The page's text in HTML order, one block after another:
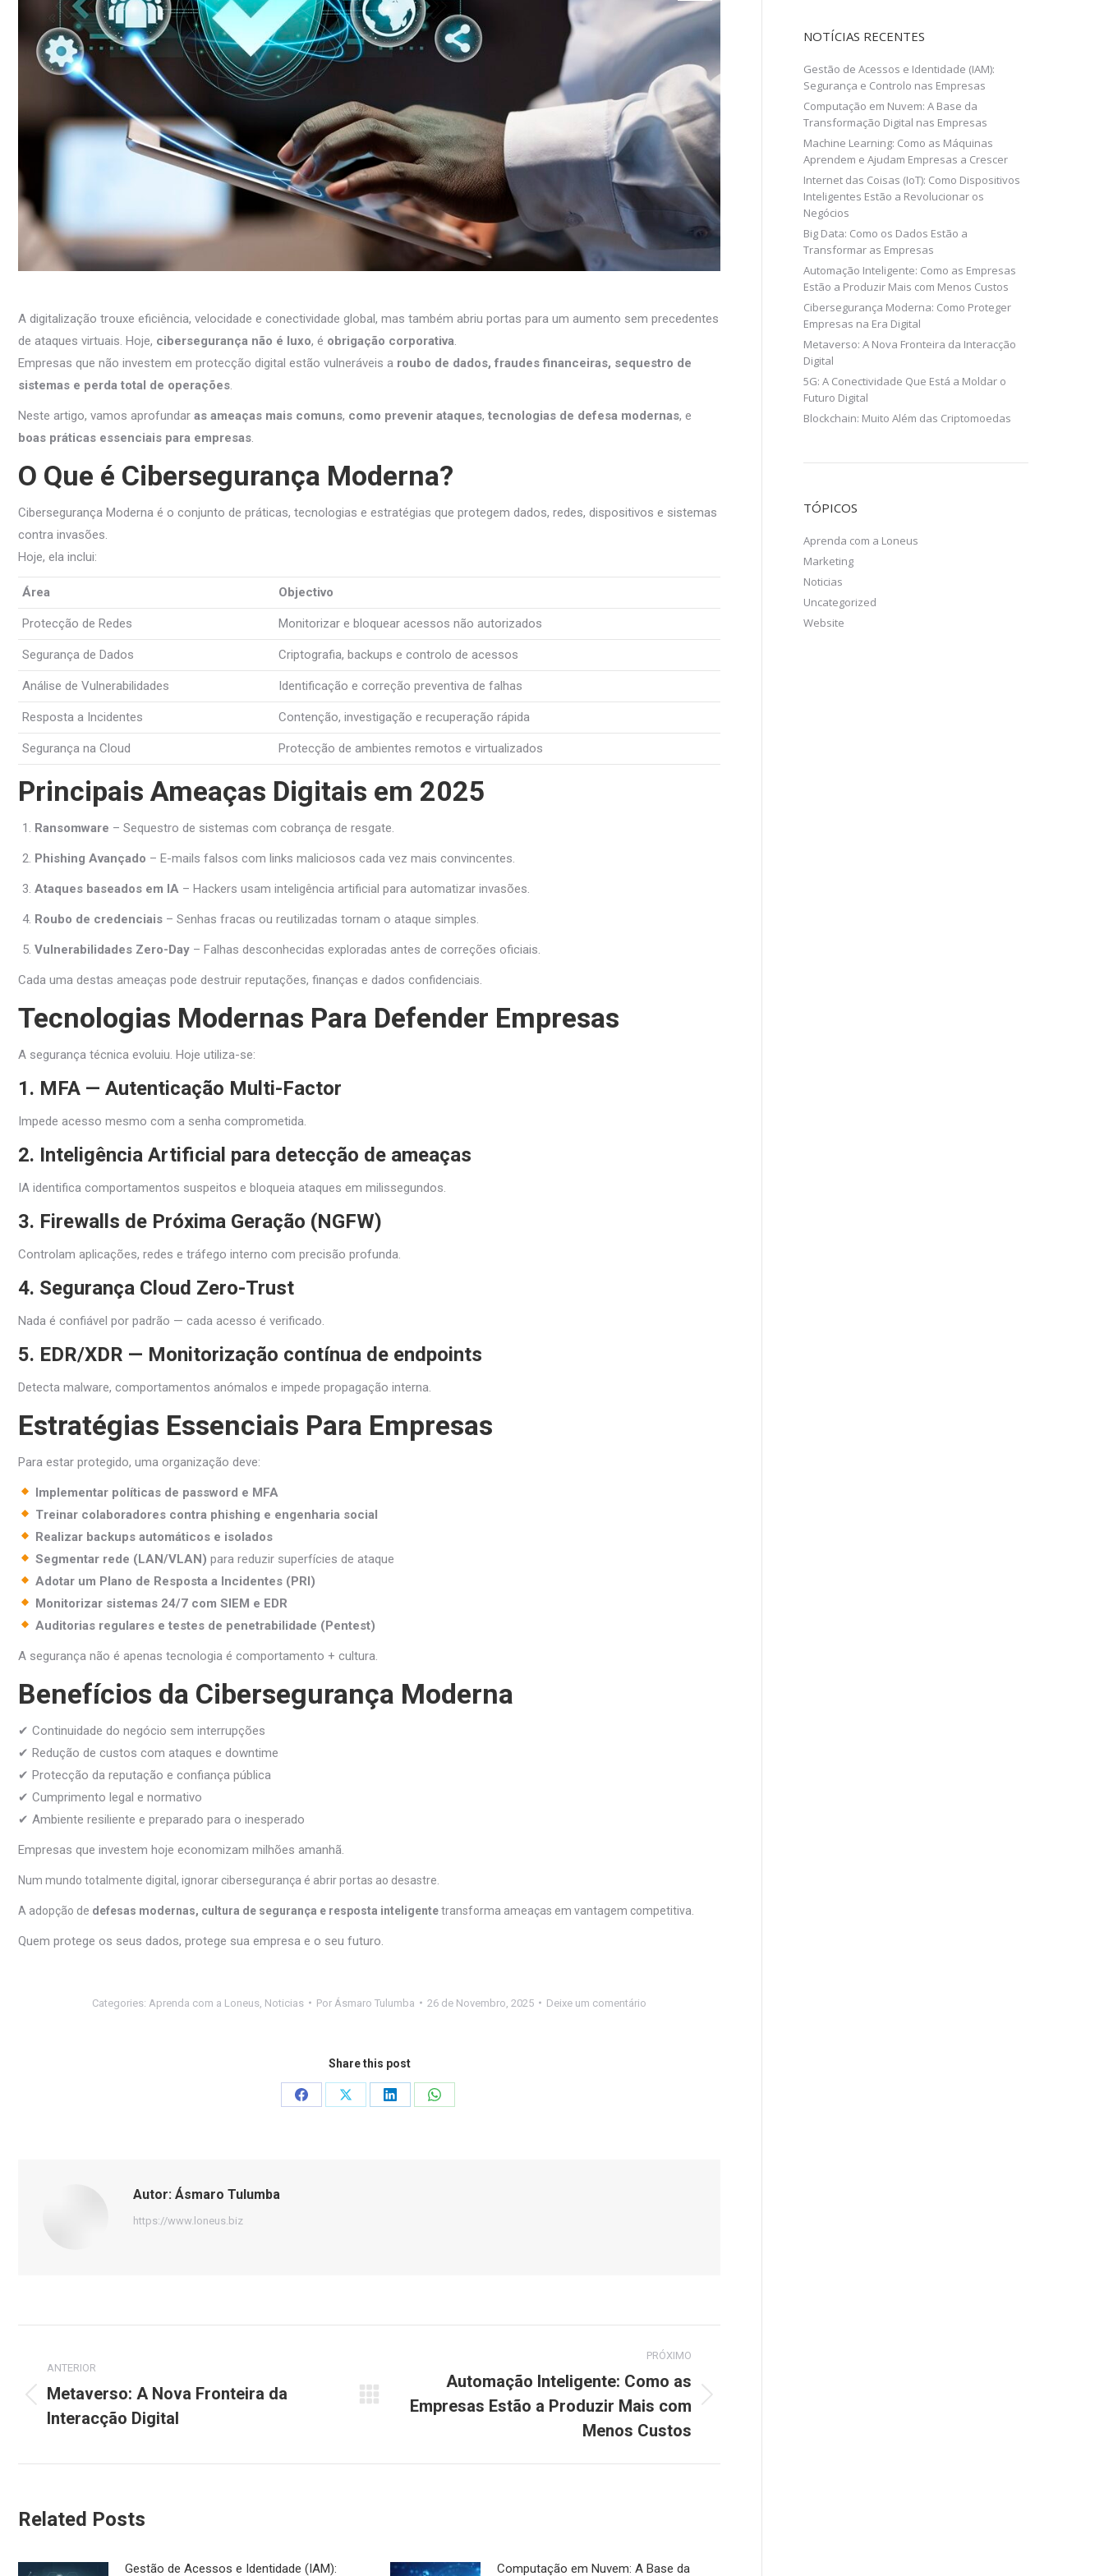
A digitalização trouxe eficiência, velocidade e conectividade global, mas também abriu portas para um aumento sem precedentes
de ataques virtuais. Hoje, cibersegurança não é luxo, é obrigação corporativa
Empresas que não investem em protecção digital estão vulneráveis a roubo de dados, fraudes financeiras, sequestro de
sistemas e perda total de operações
Neste artigo, vamos aprofundar as ameaças mais comuns, como prevenir ataques, tecnologias de defesa modernas, e
boas práticas essenciais para empresas
O Que é Cibersegurança Moderna?
Cibersegurança Moderna é o conjunto de práticas, tecnologias e estratégias que protegem dados, redes, dispositivos e sistemas
contra invasões.
Hoje, ela inclui:
Área Objectivo
Protecção de Redes Monitorizar e bloquear acessos não autorizados
Segurança de Dados Criptografia, backups e controlo de acessos
Análise de Vulnerabilidades Identificação e correção preventiva de falhas
Resposta a Incidentes Contenção, investigação e recuperação rápida
Segurança na Cloud Protecção de ambientes remotos e virtualizados
Principais Ameaças Digitais em 2025
Ransomware – Sequestro de sistemas com cobrança de resgate.
Phishing Avançado – E-mails falsos com links maliciosos cada vez mais convincentes.
Ataques baseados em IA – Hackers usam inteligência artificial para automatizar invasões.
Roubo de credenciais – Senhas fracas ou reutilizadas tornam o ataque simples.
Vulnerabilidades Zero-Day – Falhas desconhecidas exploradas antes de correções oficiais.
Cada uma destas ameaças pode destruir reputações, finanças e dados confidenciais.
Tecnologias Modernas Para Defender Empresas
A segurança técnica evoluiu. Hoje utiliza-se:
1. MFA — Autenticação Multi-Factor
Impede acesso mesmo com a senha comprometida.
2. Inteligência Artificial para detecção de ameaças
IA identifica comportamentos suspeitos e bloqueia ataques em milissegundos.
3. Firewalls de Próxima Geração (NGFW)
Controlam aplicações, redes e tráfego interno com precisão profunda.
4. Segurança Cloud Zero-Trust
Nada é confiável por padrão — cada acesso é verificado.
5. EDR/XDR — Monitorização contínua de endpoints
Detecta malware, comportamentos anómalos e impede propagação interna.
Estratégias Essenciais Para Empresas
Para estar protegido, uma organização deve:
Implementar políticas de password e MFA
Treinar colaboradores contra phishing e engenharia social
Realizar backups automáticos e isolados
Segmentar rede (LAN/VLAN) para reduzir superfícies de ataque
Adotar um Plano de Resposta a Incidentes (PRI)
Monitorizar sistemas 24/7 com SIEM e EDR
Auditorias regulares e testes de penetrabilidade (Pentest)
A segurança não é apenas tecnologia é comportamento + cultura.
Benefícios da Cibersegurança Moderna
✔ Continuidade do negócio sem interrupções
✔ Redução de custos com ataques e downtime
✔ Protecção da reputação e confiança pública
✔ Cumprimento legal e normativo
✔ Ambiente resiliente e preparado para o inesperado
Empresas que investem hoje economizam milhões amanhã.
Num mundo totalmente digital, ignorar cibersegurança é abrir portas ao desastre.
A adopção de defesas modernas, cultura de segurança e resposta inteligentetransforma ameaças em vantagem competitiva.
Quem protege os seus dados, protege sua empresa e o seu futuro.
Categories: Aprenda com a Loneus Noticias Por Ásmaro Tulumba 26 de Novembro, 2025 Deixe um comentário
Share this post
Share
Share
Share
Share
Autor: Ásmaro Tulumba
https://www.loneus.biz
de
post:
ANTERIOR
Post
anterior:
Metaverso: A Nova Fronteira da
Interacção Digital
PRÓXIMO
Próximo
Automação Inteligente: Como as
Empresas Estão a Produzir Mais com
Menos Custos
Related Posts
Gestão de Acessos e Identidade (IAM): Computação em Nuvem: A Base da
NOTÍCIAS RECENTES
Gestão de Acessos e Identidade (IAM):
Segurança e Controlo nas Empresas
Computação em Nuvem: A Base da
Transformação Digital nas Empresas
Machine Learning: Como as Máquinas
Aprendem e Ajudam Empresas a Crescer
Internet das Coisas (IoT): Como Dispositivos
Inteligentes Estão a Revolucionar os
Negócios
Big Data: Como os Dados Estão a
Transformar as Empresas
Automação Inteligente: Como as Empresas
Estão a Produzir Mais com Menos Custos
Cibersegurança Moderna: Como Proteger
Empresas na Era Digital
Metaverso: A Nova Fronteira da Interacção
Digital
5G: A Conectividade Que Está a Moldar o
Futuro Digital
Blockchain: Muito Além das Criptomoedas
TÓPICOS
Aprenda com a Loneus
Marketing
Noticias
Uncategorized
Website